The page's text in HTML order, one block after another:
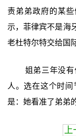
责弟弟政府的某
示，菲律宾不是海
老杜特尔特交给国
姐弟三年没
人。选在这个时
是：她看准了弟弟
上